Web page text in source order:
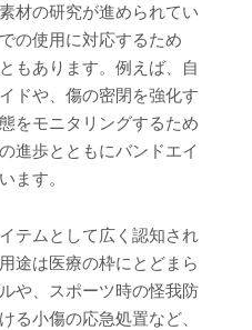
材の研究が進められてい
の使用に対応するため
もあります。例えば、自
ドや、傷の密閉を強化す
をモニタリングするため
進歩とともにバンドエイ
ます。
テムとして広く認知され
途は医療の枠にとどまら
や、スポーツ時の怪我防
る小傷の応急処置など、